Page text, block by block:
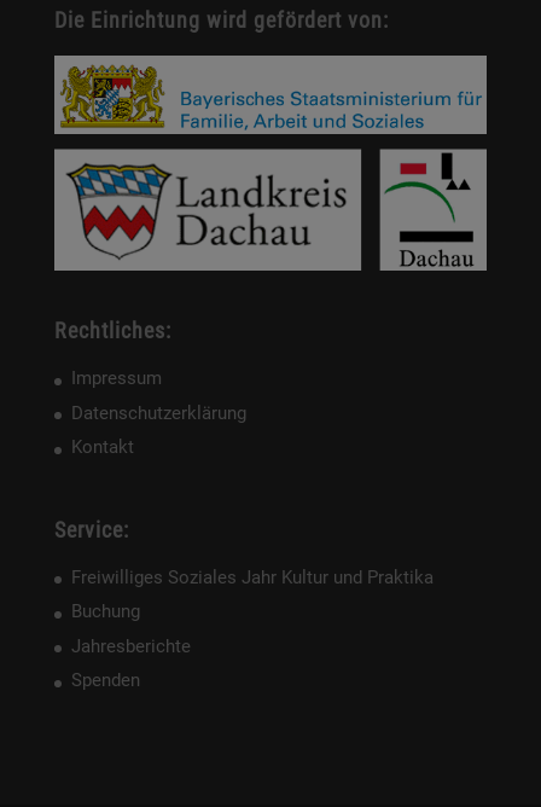
Die Einrichtung wird gefördert von:
Rechtliches:
Impressum
Datenschutzerklärung
Kontakt
Service:
Freiwilliges Soziales Jahr Kultur und Praktika
Buchung
Jahresberichte
Spenden